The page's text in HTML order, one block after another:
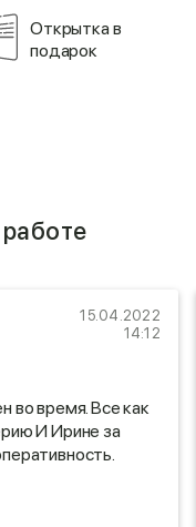
Открытка в
подарок
15.04.2022
14:12
во время. Все как
И Ирине за